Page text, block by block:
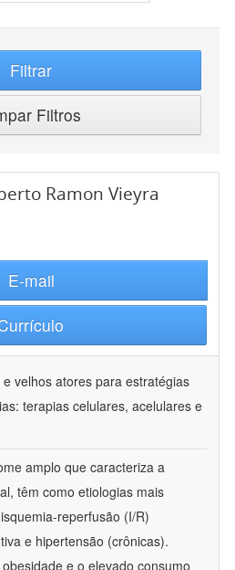
Filtrar
Filtros
Ramon Vieyra
E-mail
e velhos atores para estratégias
terapias celulares, acelulares e
amplo que caracteriza a
têm como etiologias mais
reperfusão (I/R)
e hipertensão (crônicas).
e o elevado consumo